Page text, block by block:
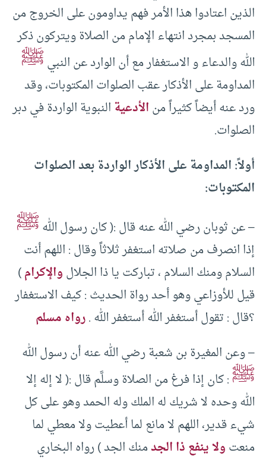
الذين اعتادوا هذا الأمر فهم يداومون على الخروج من
المسجد بمجرد انتهاء الإمام من الصلاة ويتركون ذكر
الله والدعاء و الاستغفار مع أن الوارد عن النبيﷺ
المداومة على الأذكار عقب الصلوات المكتوبات، وقد
ورد عنه أيضاً كثيراً منالأدعيةالنبوية الواردة في دبر
الصلوات.
أولاً: المداومة على الأذكار الواردة بعد الصلوات
المكتوبات:
– عن ثوبان رضي الله عنه قال :( كان رسول اللهﷺ
إذا انصرف من صلاته استغفر ثلاثاً وقال : اللهم أنت
السلام ومنك السلام ، تباركت يا ذا الجلالوالإكرام)
قيل للأوزاعي وهو أحد رواة الحديث : كيف الاستغفار
؟قال : تقول أستغفر الله أستغفر الله .رواه مسلم
– وعن المغيرة بن شعبة رضي الله عنه أن رسول الله
ﷺ: كان إذا فرغ من الصلاة وسلَّم قال :( لا إله إلا
الله وحده لا شريك له الملك وله الحمد وهو على كل
شيء قدير، اللهم لا مانع لما أعطيت ولا معطي لما
منعتولا ينفع ذا الجدمنك الجد ) رواه البخاري